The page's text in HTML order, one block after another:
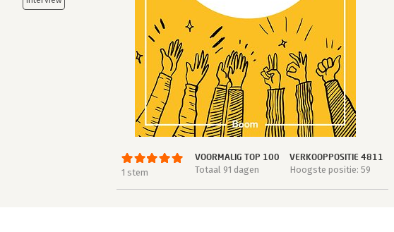
1 stem
VOORMALIG TOP 100
Totaal 91 dagen
VERKOOPPOSITIE 4811
Hoogste positie: 59